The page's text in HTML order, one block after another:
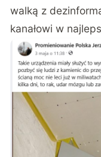
walką z
kanałowi w